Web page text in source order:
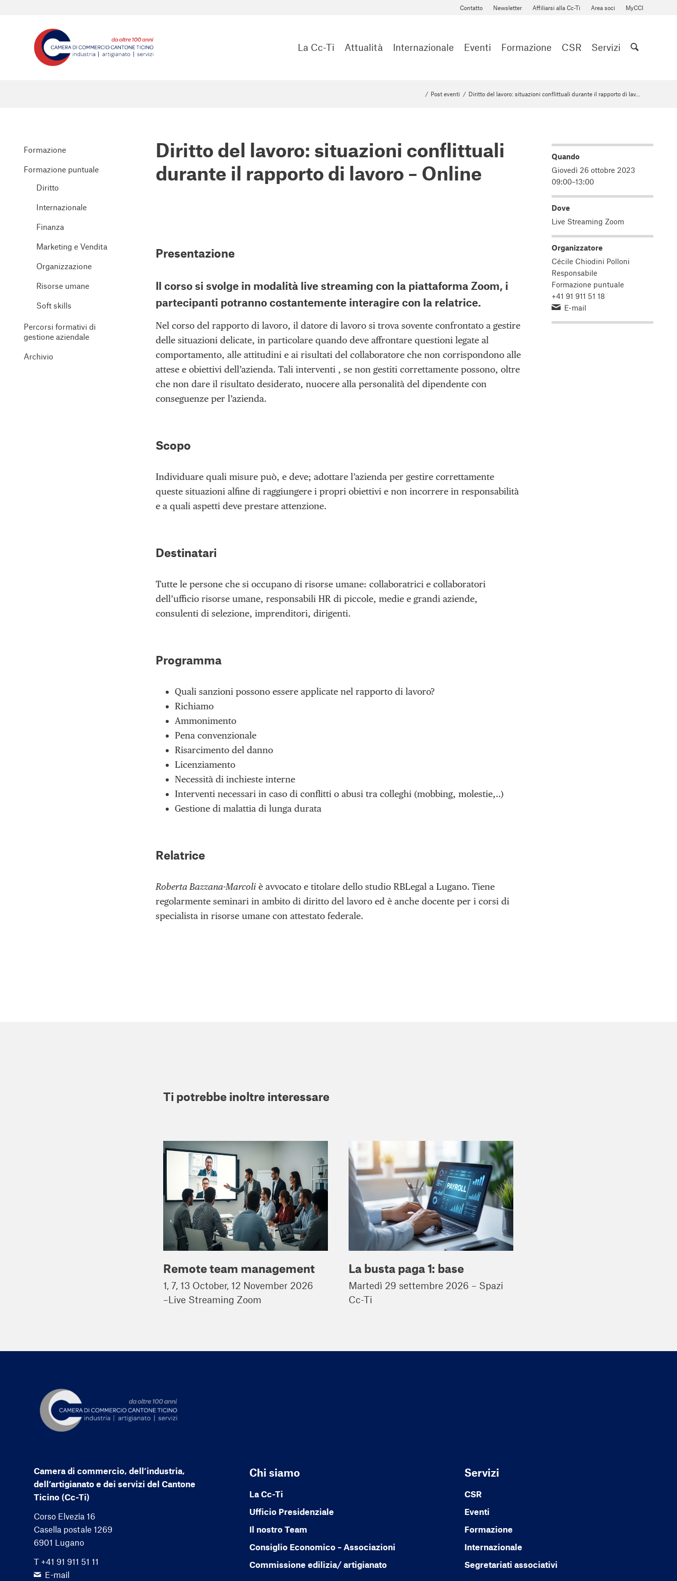
Contatto Newsletter Affiliarsi alla Cc-Ti Area soci MyCCI
La Cc-Ti Attualità Internazionale Eventi Formazione CSR Servizi
/ Post eventi / Diritto del lavoro: situazioni conflittuali durante il rapporto di lav...
Formazione
Formazione puntuale
Diritto
Internazionale
Finanza
Marketing e Vendita
Organizzazione
Risorse umane
Soft skills
Percorsi formativi di
gestione aziendale
Archivio
Diritto del lavoro: situazioni conflittuali
durante il rapporto di lavoro – Online
Presentazione
Il corso si svolge in modalità live streaming con la piattaforma Zoom, i
partecipanti potranno costantemente interagire con la relatrice.
Nel corso del rapporto di lavoro, il datore di lavoro si trova sovente confrontato a gestire
delle situazioni delicate, in particolare quando deve affrontare questioni legate al
comportamento, alle attitudini e ai risultati del collaboratore che non corrispondono alle
attese e obiettivi dell’azienda. Tali interventi , se non gestiti correttamente possono, oltre
che non dare il risultato desiderato, nuocere alla personalità del dipendente con
conseguenze per l’azienda.
Scopo
Individuare quali misure può, e deve; adottare l’azienda per gestire correttamente
queste situazioni alfine di raggiungere i propri obiettivi e non incorrere in responsabilità
e a quali aspetti deve prestare attenzione.
Destinatari
Tutte le persone che si occupano di risorse umane: collaboratrici e collaboratori
dell’ufficio risorse umane, responsabili HR di piccole, medie e grandi aziende,
consulenti di selezione, imprenditori, dirigenti.
Programma
Quali sanzioni possono essere applicate nel rapporto di lavoro?
Richiamo
Ammonimento
Pena convenzionale
Risarcimento del danno
Licenziamento
Necessità di inchieste interne
Interventi necessari in caso di conflitti o abusi tra colleghi (mobbing, molestie,..)
Gestione di malattia di lunga durata
Relatrice
Roberta Bazzana-Marcoli è avvocato e titolare dello studio RBLegal a Lugano. Tiene
regolarmente seminari in ambito di diritto del lavoro ed è anche docente per i corsi di
specialista in risorse umane con attestato federale.
Quando
Giovedì 26 ottobre 2023
09:00–13:00
Dove
Live Streaming Zoom
Organizzatore
Cécile Chiodini Polloni
Responsabile
Formazione puntuale
+41 91 911 51 18
E-mail
Ti potrebbe inoltre interessare
Remote team management
1, 7, 13 October, 12 November 2026
–Live Streaming Zoom
La busta paga 1: base
Martedì 29 settembre 2026 – Spazi
Cc-Ti
Camera di commercio, dell’industria,
dell’artigianato e dei servizi del Cantone
Ticino (Cc-Ti)
Corso Elvezia 16
Casella postale 1269
6901 Lugano
T +41 91 911 51 11
E-mail
Chi siamo
La Cc-Ti
Ufficio Presidenziale
Il nostro Team
Consiglio Economico – Associazioni
Commissione edilizia/ artigianato
Servizi
CSR
Eventi
Formazione
Internazionale
Segretariati associativi